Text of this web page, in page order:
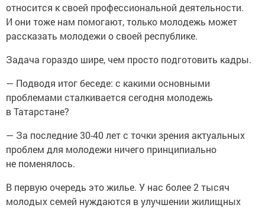
относится к своей профессиональной деятельности.
И они тоже нам помогают, только молодежь может
рассказать молодежи о своей республике.
Задача гораздо шире, чем просто подготовить кадры.
— Подводя итог беседе: с какими основными
проблемами сталкивается сегодня молодежь
в Татарстане?
— За последние 30-40 лет с точки зрения актуальных
проблем для молодежи ничего принципиально
не поменялось.
В первую очередь это жилье. У нас более 2 тысяч
молодых семей нуждаются в улучшении жилищных